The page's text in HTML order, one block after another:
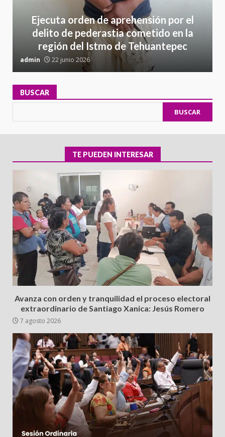
Ejecuta orden de aprehensión por el
delito de pederastia cometido en la
región del Istmo de Tehuantepec
admin 22 junio 2026
BUSCAR
BUSCAR
TE PUEDEN INTERESAR
Avanza con orden y tranquilidad el proceso electoral
extraordinario de Santiago Xanica: Jesús Romero
7 agosto 2026